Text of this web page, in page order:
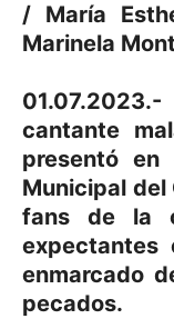
/ María
Marinela
cantante
presentó en
Municipal del
fans de la
expectantes
enmarcado
pecados.